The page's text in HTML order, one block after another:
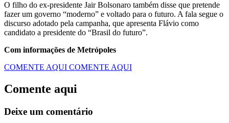
O filho do ex-presidente Jair Bolsonaro também disse que pretende
fazer um governo “moderno” e voltado para o futuro. A fala segue o
discurso adotado pela campanha, que apresenta Flávio como
candidato a presidente do “Brasil do futuro”.
Com informações de Metrópoles
COMENTE AQUI COMENTE AQUI
Comente aqui
Deixe um comentário